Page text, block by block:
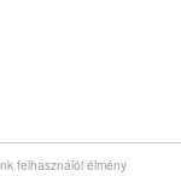
felhasználói élmény